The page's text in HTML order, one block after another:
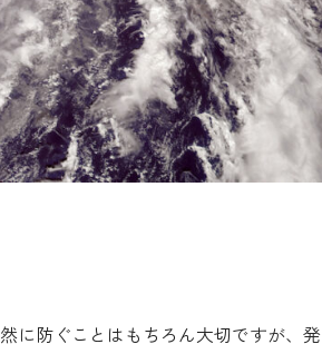
に防ぐことはもちろん大切ですが、発